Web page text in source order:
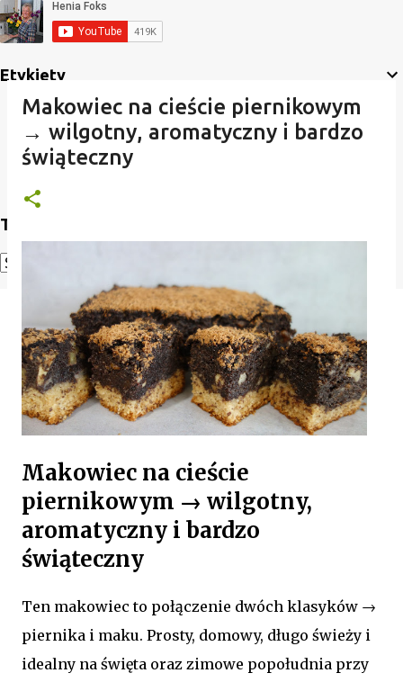
Etykiety
Translate
Translate
Makowiec na cieście piernikowym
→ wilgotny, aromatyczny i bardzo
świąteczny
Makowiec na cieście
piernikowym → wilgotny,
aromatyczny i bardzo
świąteczny
Ten makowiec to połączenie dwóch klasyków →
piernika i maku. Prosty, domowy, długo świeży i
idealny na święta oraz zimowe popołudnia przy